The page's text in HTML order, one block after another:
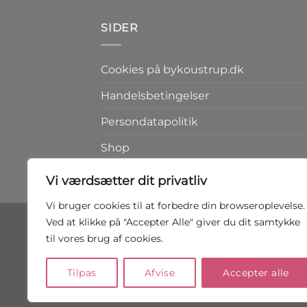
Vi værdsætter dit privatliv
Vi bruger cookies til at forbedre din browseroplevelse.
Ved at klikke på "Accepter Alle" giver du dit samtykke
til vores brug af cookies.
Tilpas Afvise Accepter alle
SIDER
Cookies på bykoustrup.dk
Handelsbetingelser
Persondatapolitik
Shop
Kontakt